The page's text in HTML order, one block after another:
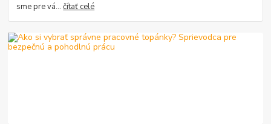
sme pre vá...čítať celé